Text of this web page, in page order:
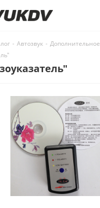
- Автозвук -